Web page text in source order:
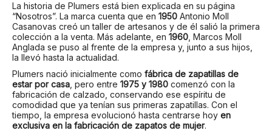
La historia de Plumers está bien explicada en su página
“Nosotros”. La marca cuenta que en 1950 Antonio Moll
Casanovas creó un taller de artesanos y de él salió la primera
colección a la venta. Más adelante, en 1960, Marcos Moll
Anglada se puso al frente de la empresa y, junto a sus hijos,
la llevó hasta la actualidad.
Plumers nació inicialmente como fábrica de zapatillas de
estar por casa, pero entre 1975 y 1980 comenzó con la
fabricación de calzado, conservando ese espíritu de
comodidad que ya tenían sus primeras zapatillas. Con el
tiempo, la empresa evolucionó hasta centrarse hoy en
exclusiva en la fabricación de zapatos de mujer.